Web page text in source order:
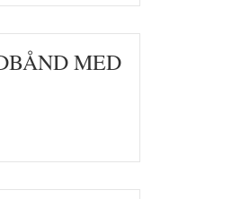
MED